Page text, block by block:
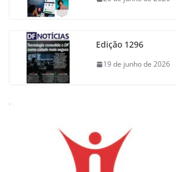
Edição 1296
19 de junho de 2026